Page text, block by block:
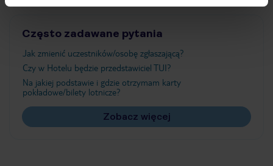
Często zadawane pytania
Jak zmienić uczestników/osobę zgłaszającą?
Czy w Hotelu będzie przedstawiciel TUI?
Na jakiej podstawie i gdzie otrzymam karty
pokładowe/bilety lotnicze?
Zobacz więcej